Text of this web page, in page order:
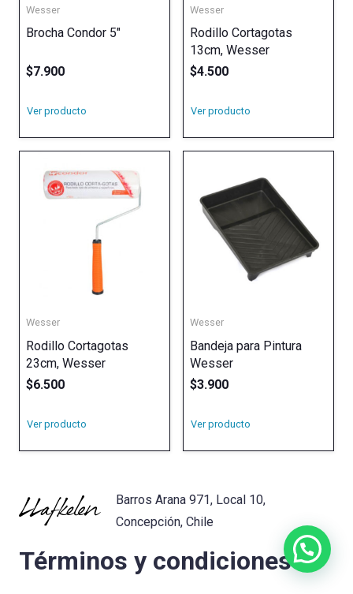
Wesser
Brocha Condor 5″
$7.900
Ver producto
Wesser
Rodillo Cortagotas
13cm, Wesser
$4.500
Ver producto
Wesser
Rodillo Cortagotas
23cm, Wesser
$6.500
Ver producto
Wesser
Bandeja para Pintura
Wesser
$3.900
Ver producto
Barros Arana 971, Local 10,
Concepción, Chile
Términos y condiciones